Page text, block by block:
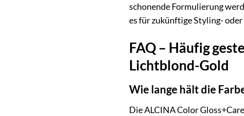
schonende Formulierung
es für zukünftige Styling-
FAQ – Häufig
Lichtblond-Gold
Wie lange hält die
Die ALCINA Color